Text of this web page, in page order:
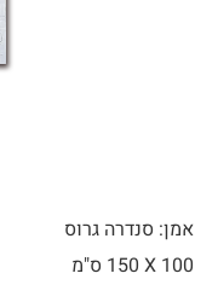
אמן: סנדרה גרוס
100 X